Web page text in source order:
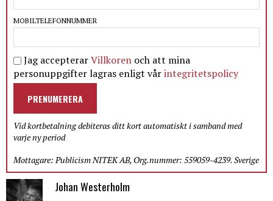
MOBILTELEFONNUMMER
Jag accepterarVillkoren och att mina
personuppgifter lagras enligt vårintegritetspolicy
PRENUMERERA
Vid kortbetalning debiteras ditt kort automatiskt i samband med
varje ny period
Mottagare: Publicism NITEK AB, Org.nummer: 559059-4239. Sverige
Johan Westerholm